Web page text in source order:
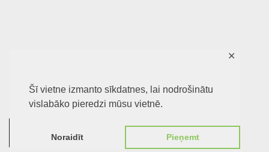
Šī vietne izmanto sīkdatnes, lai nodrošinātu
vislabāko pieredzi mūsu vietnē.
Noraidīt Pieņemt
✕